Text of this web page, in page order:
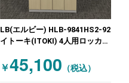
LB(エルビー) HLB-9841HS2-92
イトーキ(ITOKI) 4人用ロッカー
チュラル）
￥45,100 （税込）